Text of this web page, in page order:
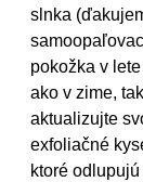
slnka
pokožka v
ako v zime,
aktualizujte
exfoliačné
ktoré